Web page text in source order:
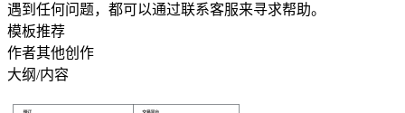
遇到任何问题，都可以通过联系客服来寻求帮助。
模板推荐
作者其他创作
大纲/内容